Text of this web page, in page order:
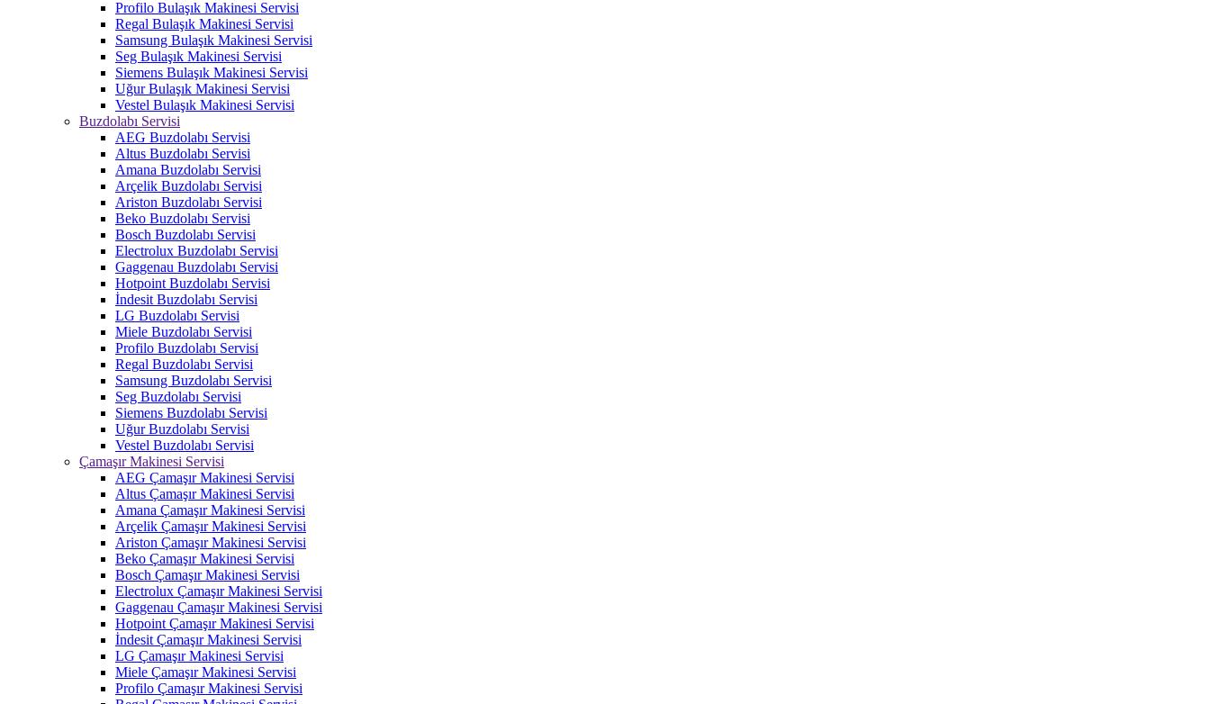
Profilo Bulaşık Makinesi Servisi
Regal Bulaşık Makinesi Servisi
Samsung Bulaşık Makinesi Servisi
Seg Bulaşık Makinesi Servisi
Siemens Bulaşık Makinesi Servisi
Uğur Bulaşık Makinesi Servisi
Vestel Bulaşık Makinesi Servisi
Buzdolabı Servisi
AEG Buzdolabı Servisi
Altus Buzdolabı Servisi
Amana Buzdolabı Servisi
Arçelik Buzdolabı Servisi
Ariston Buzdolabı Servisi
Beko Buzdolabı Servisi
Bosch Buzdolabı Servisi
Electrolux Buzdolabı Servisi
Gaggenau Buzdolabı Servisi
Hotpoint Buzdolabı Servisi
İndesit Buzdolabı Servisi
LG Buzdolabı Servisi
Miele Buzdolabı Servisi
Profilo Buzdolabı Servisi
Regal Buzdolabı Servisi
Samsung Buzdolabı Servisi
Seg Buzdolabı Servisi
Siemens Buzdolabı Servisi
Uğur Buzdolabı Servisi
Vestel Buzdolabı Servisi
Çamaşır Makinesi Servisi
AEG Çamaşır Makinesi Servisi
Altus Çamaşır Makinesi Servisi
Amana Çamaşır Makinesi Servisi
Arçelik Çamaşır Makinesi Servisi
Ariston Çamaşır Makinesi Servisi
Beko Çamaşır Makinesi Servisi
Bosch Çamaşır Makinesi Servisi
Electrolux Çamaşır Makinesi Servisi
Gaggenau Çamaşır Makinesi Servisi
Hotpoint Çamaşır Makinesi Servisi
İndesit Çamaşır Makinesi Servisi
LG Çamaşır Makinesi Servisi
Miele Çamaşır Makinesi Servisi
Profilo Çamaşır Makinesi Servisi